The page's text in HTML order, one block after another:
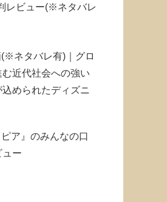
レビュー(※ネタバレ
ネタバレ有)｜グロ
近代社会への強い
込められたディズニ
ピア』のみんなの口
ュー